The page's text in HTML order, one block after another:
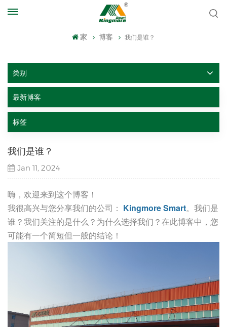
家 博客 我们是谁？
类别
最新博客
标签
我们是谁？
Jan 11, 2024
嗨，欢迎来到这个博客！
我很高兴与您分享我们的公司： Kingmore Smart。我们是
谁？我们关注的是什么？为什么选择我们？在此博客中，您
可能有一个简短但一般的结论！